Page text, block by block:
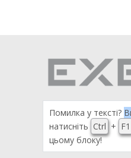
Помилка у тексті?
натисніть Ctrl + F1
цьому блоку!